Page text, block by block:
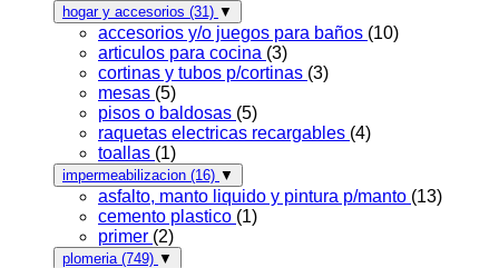
hogar y accesorios (31) ▼
accesorios y/o juegos para baños (10)
articulos para cocina (3)
cortinas y tubos p/cortinas (3)
mesas (5)
pisos o baldosas (5)
raquetas electricas recargables (4)
toallas (1)
impermeabilizacion (16) ▼
asfalto, manto liquido y pintura p/manto (13)
cemento plastico (1)
primer (2)
plomeria (749) ▼